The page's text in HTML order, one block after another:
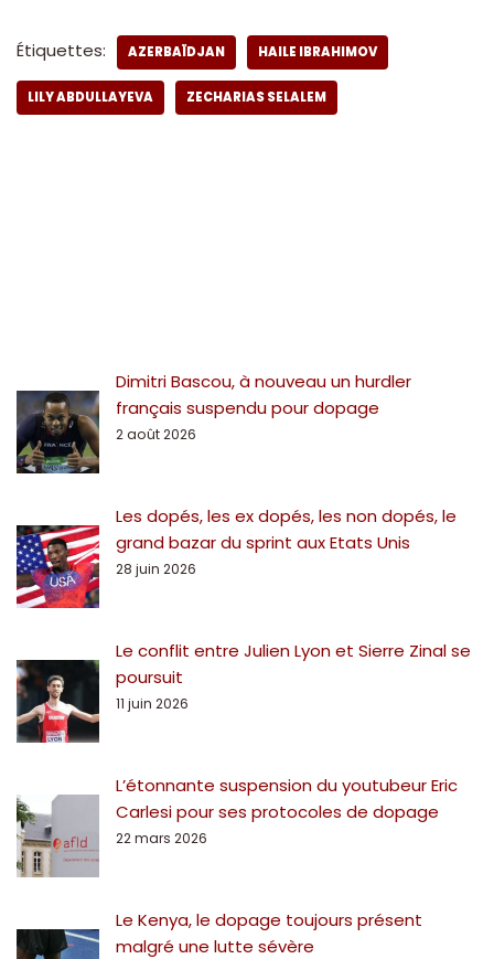
Étiquettes: AZERBAÏDJAN HAILE IBRAHIMOV
LILY ABDULLAYEVA ZECHARIAS SELALEM
Dimitri Bascou, à nouveau un hurdler
français suspendu pour dopage
2 août 2026
Les dopés, les ex dopés, les non dopés, le
grand bazar du sprint aux Etats Unis
28 juin 2026
Le conflit entre Julien Lyon et Sierre Zinal se
poursuit
11 juin 2026
L’étonnante suspension du youtubeur Eric
Carlesi pour ses protocoles de dopage
22 mars 2026
Le Kenya, le dopage toujours présent
malgré une lutte sévère